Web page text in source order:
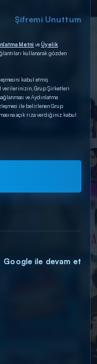
Şifremi Unuttum
Metni veÜyelik
kullanarak gözden
kabul etmiş
verilerinizin, Grup Şirketleri
ve Aydınlatma
ile belirlenen Grup
açık rıza verdiğiniz kabul
Google ile devam et